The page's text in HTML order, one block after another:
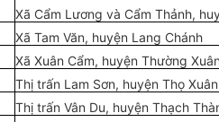
Xã Cẩm Lương và Cẩm Thảnh,
Xã Tam Văn, huyện Lang Chánh
Xã Xuân Cẩm, huyện Thường Xuân
Thị trấn Lam Sơn, huyện Thọ Xuân
Thị trấn Vân Du, huyện Thạch